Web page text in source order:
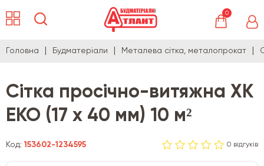
0
Головна Будматеріали Металева сітка, металопрокат
Сітка просічно-витяжна ХК
ЕКО (17 х 40 мм) 10 м²
Код:153602-1234595 0 відгуків